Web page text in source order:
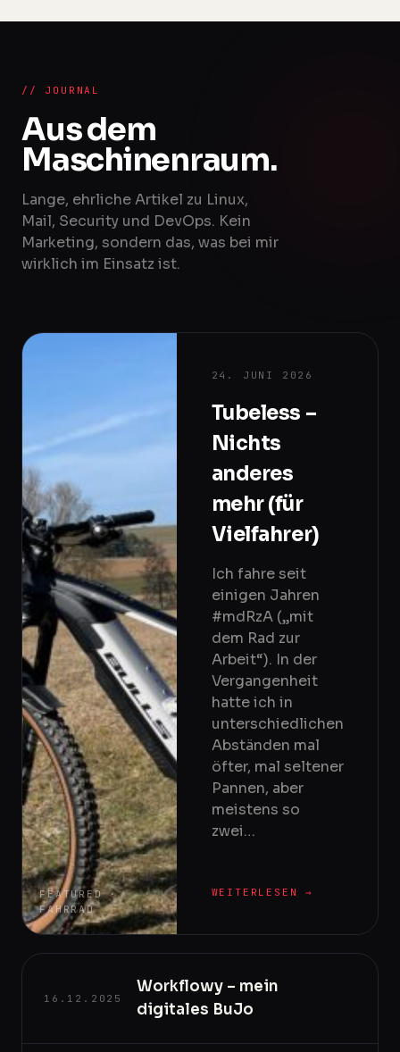
// JOURNAL
Aus dem
Maschinenraum.
Lange, ehrliche Artikel zu Linux,
Mail, Security und DevOps. Kein
Marketing, sondern das, was bei mir
wirklich im Einsatz ist.
FEATURED ·
FAHRRAD
24. JUNI 2026
Tubeless –
Nichts
anderes
mehr (für
Vielfahrer)
Ich fahre seit
einigen Jahren
#mdRzA („mit
dem Rad zur
Arbeit“). In der
Vergangenheit
hatte ich in
unterschiedlichen
Abständen mal
öfter, mal seltener
Pannen, aber
meistens so
zwei…
WEITERLESEN →
16.12.2025
Workflowy – mein
digitales BuJo